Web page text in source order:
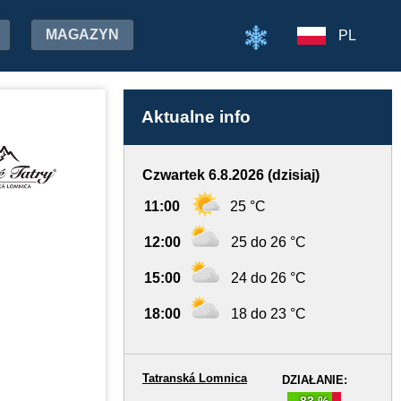
MAGAZYN PL
Aktualne info
Czwartek 6.8.2026 (dzisiaj)
11:00 25 °C
12:00 25 do 26 °C
15:00 24 do 26 °C
18:00 18 do 23 °C
DZIAŁANIE:
Tatranská Lomnica